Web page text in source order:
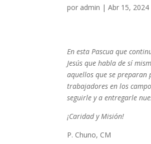
por admin |Abr 15, 2024
En esta Pascua que
Jesús que habla de sí
aquellos que se
trabajadores en los
seguirle y a entregarle
¡Caridad y Misión!
P. Chuno, CM